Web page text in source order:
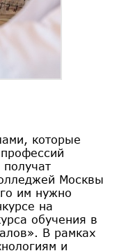
которые
Москвы
им нужно
на
обучения в
В рамках
и